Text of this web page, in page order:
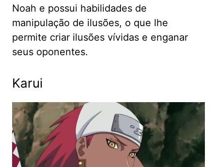
Noah e possui habilidades de
manipulação de ilusões, o que lhe
permite criar ilusões vívidas e enganar
seus oponentes.
Karui